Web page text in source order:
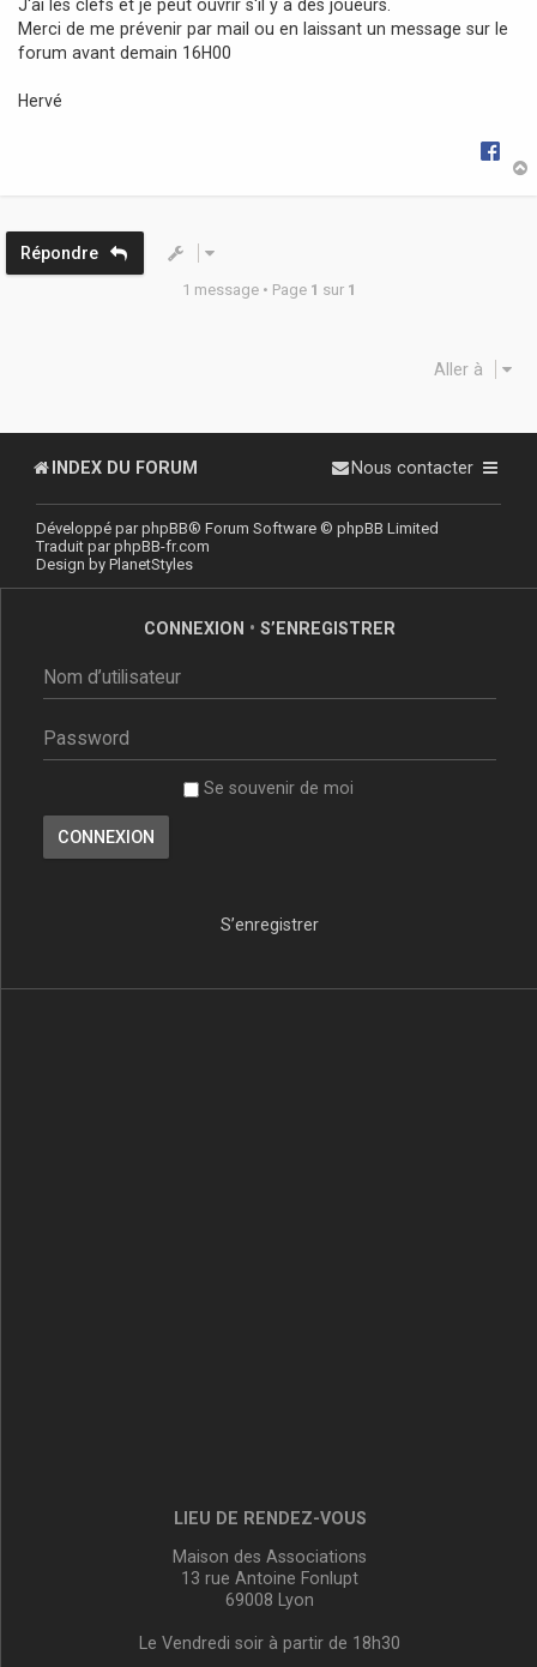
a
g
J'ai les clefs et je peut ouvrir s'il y a des joueurs.
Merci de me prévenir par mail ou en laissant un message sur le
forum avant demain 16H00
Hervé
Répondre
1 message • Page 1 sur 1
Aller à
INDEX DU FORUM Nous contacter
Développé parphpBB® Forum Software © phpBB Limited
Traduit parphpBB-fr.com
Design by PlanetStyles
CONNEXION • S’ENREGISTRER
Se souvenir de moi
S’enregistrer
LIEU DE RENDEZ-VOUS
Maison des Associations
13 rue Antoine Fonlupt
69008 Lyon
Le Vendredi soir à partir de 18h30